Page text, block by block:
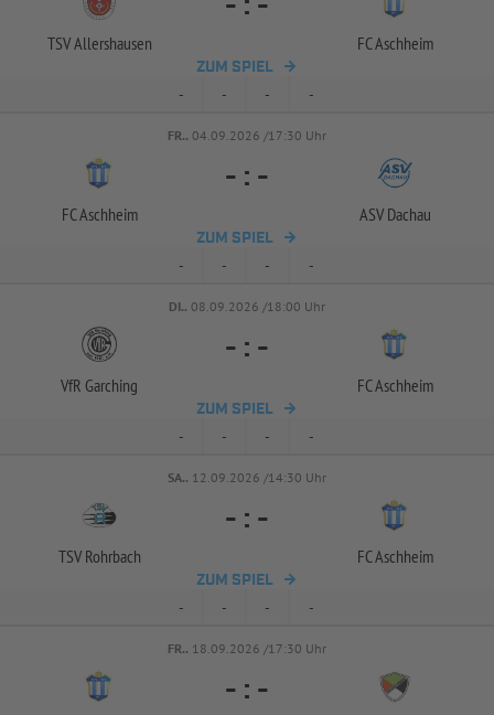
TSV Allershausen FC Aschheim
ZUM SPIEL
- - - -
FR.. 04.09.2026 /17:30 Uhr
FC Aschheim
- : -
ASV Dachau
ZUM SPIEL
- - - -
DI.. 08.09.2026 /18:00 Uhr
VfR Garching
- : -
FC Aschheim
ZUM SPIEL
- - - -
SA.. 12.09.2026 /14:30 Uhr
TSV Rohrbach
- : -
FC Aschheim
ZUM SPIEL
- - - -
FR.. 18.09.2026 /17:30 Uhr
- : -